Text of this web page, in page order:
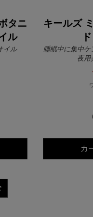
タニ
ル
イル
ールズ ミッドナイトボタ
キールズ
睡眠中に集中
夜用
カ